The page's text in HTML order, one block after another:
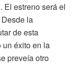
. El estreno será el
Desde la
de esta
un éxito en la
preveía otro